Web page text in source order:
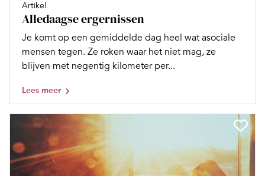
Artikel
Alledaagse ergernissen
Je komt op een gemiddelde dag heel wat asociale
mensen tegen. Ze roken waar het niet mag, ze
blijven met negentig kilometer per...
Lees meer